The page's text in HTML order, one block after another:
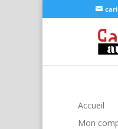
Accueil
Mon